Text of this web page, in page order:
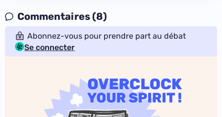
Commentaires (8)
Abonnez-vous pour prendre part au débat
Se connecter